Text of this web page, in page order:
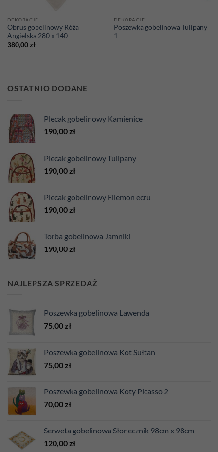
DEKORACJE
Obrus gobelinowy Róża
Angielska 280 x 140
380,00zł
DEKORACJE
Poszewka gobelinowa Tulipany
1
OSTATNIO DODANE
Plecak gobelinowy Kamienice
190,00 zł
Plecak gobelinowy Tulipany
190,00 zł
Plecak gobelinowy Filemon ecru
190,00 zł
Torba gobelinowa Jamniki
190,00 zł
NAJLEPSZA SPRZEDAŻ
Poszewka gobelinowa Lawenda
75,00 zł
Poszewka gobelinowa Kot Sułtan
75,00 zł
Poszewka gobelinowa Koty Picasso 2
70,00 zł
Serweta gobelinowa Słonecznik 98cm x 98cm
120,00 zł